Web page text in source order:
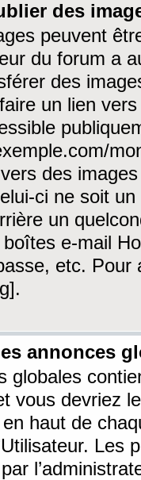
des
peuvent
du forum a
des
un lien
des
ci ne soit
un
e-mail
etc. Pour
annonces
globales
vous devriez
haut de
Les